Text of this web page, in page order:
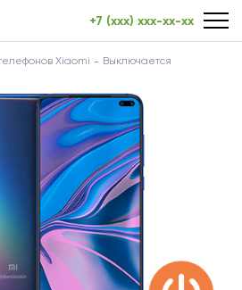
+7 (xxx) xxx-xx-xx
Xiaomi Выключается